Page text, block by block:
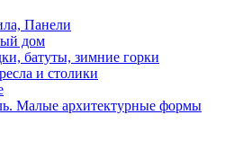
Панели
дом
батуты, зимние горки
и столики
Малые архитектурные формы